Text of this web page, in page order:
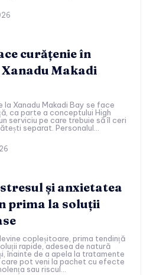
curățenie în
Makadi
la Xanadu Makadi Bay se face
ca parte a conceptului High
serviciu pe care trebuie să îl ceri
separat. Personalul...
și anxietatea
prima la soluții
copleșitoare, prima tendință
rapide, adesea de natură
înainte de a apela la tratamente
pot veni la pachet cu efecte
sau riscul...